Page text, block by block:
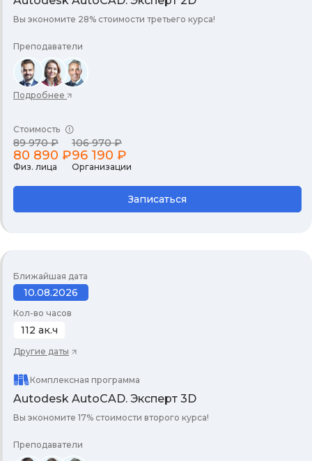
Вы экономите 28% стоимости третьего курса!
Преподаватели
Подробнее
Стоимость
89 970 ₽
80 890 ₽
Физ. лица
106 970 ₽
96 190 ₽
Организации
Записаться
Ближайшая дата
10.08.2026
Кол-во часов
112 ак.ч
Другие даты
Комплексная программа
Autodesk AutoCAD. Эксперт 3D
Вы экономите 17% стоимости второго курса!
Преподаватели